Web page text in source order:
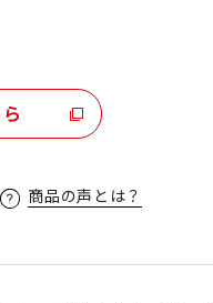
商品の声とは？